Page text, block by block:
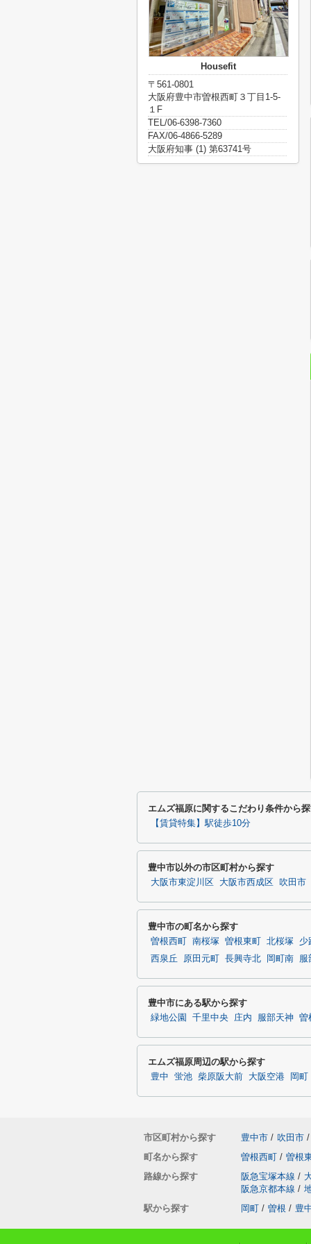
Housefit
〒561-0801
大阪府豊中市曽根西町３丁目1-5-
１F
TEL/06-6398-7360
FAX/06-4866-5289
大阪府知事 (1) 第63741号
エムズ福原に関するこだわり条件から
【賃貸特集】駅徒歩10分
豊中市以外の市区町村から探す
大阪市東淀川区 大阪市西成区 吹田市
豊中市の町名から探す
曽根西町 南桜塚 曽根東町 北桜塚
少
西泉丘
原田元町 長興寺北 岡町南 服
豊中市にある駅から探す
緑地公園 千里中央 庄内 服部天神 曽
エムズ福原周辺の駅から探す
豊中 蛍池 柴原阪大前 大阪空港 岡町
市区町村から探す 豊中市 / 吹田市 /
町名から探す
曽根西町 / 曽根
路線から探す
阪急宝塚本線 /
阪急京都本線 /
駅から探す
岡町 / 曽根 / 豊